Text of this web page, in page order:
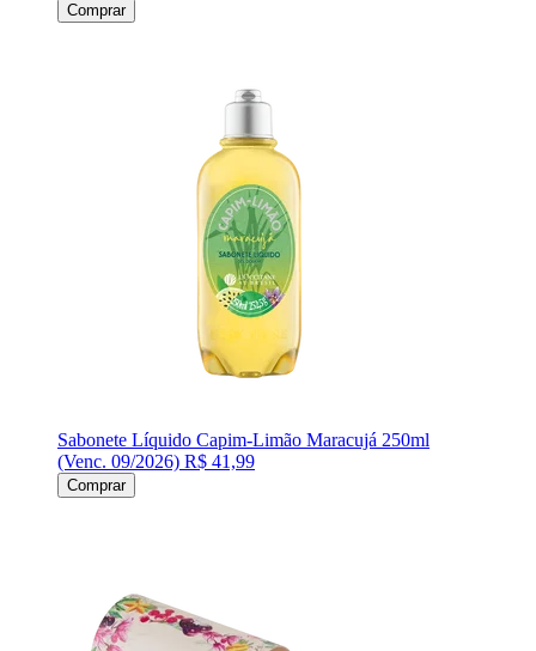
Comprar
Sabonete Líquido Capim-Limão Maracujá 250ml
(Venc. 09/2026) R$ 41,99
Comprar